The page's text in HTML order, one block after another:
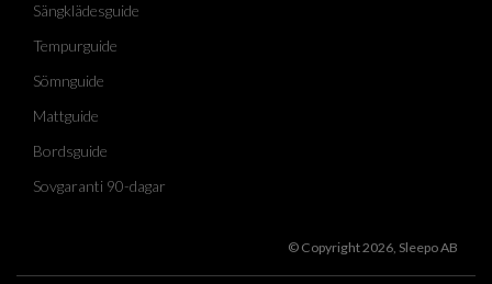
Sängklädesguide
Tempurguide
Sömnguide
Mattguide
Bordsguide
Sovgaranti 90-dagar
© Copyright 2026, Sleepo AB